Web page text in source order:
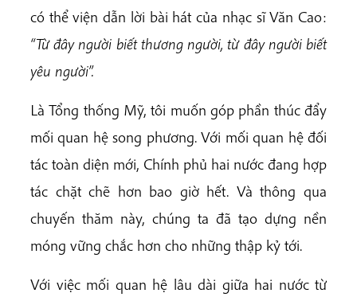
có thể viện dẫn lời bài hát của nhạc sĩ Văn Cao:
“Từ đây người biết thương người, từ đây người biết
yêu người”.
Là Tổng thống Mỹ, tôi muốn góp phần thúc đẩy
mối quan hệ song phương. Với mối quan hệ đối
tác toàn diện mới, Chính phủ hai nước đang hợp
tác chặt chẽ hơn bao giờ hết. Và thông qua
chuyến thăm này, chúng ta đã tạo dựng nền
móng vững chắc hơn cho những thập kỷ tới.
Với việc mối quan hệ lâu dài giữa hai nước từ